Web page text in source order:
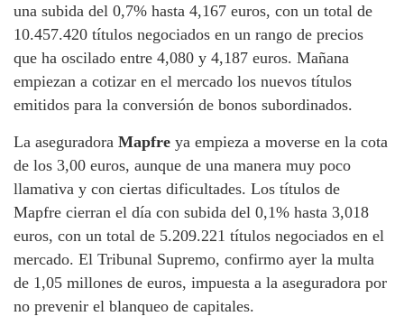
una subida del 0,7% hasta 4,167 euros, con un total de
10.457.420 títulos negociados en un rango de precios
que ha oscilado entre 4,080 y 4,187 euros. Mañana
empiezan a cotizar en el mercado los nuevos títulos
emitidos para la conversión de bonos subordinados.
La aseguradora Mapfre ya empieza a moverse en la cota
de los 3,00 euros, aunque de una manera muy poco
llamativa y con ciertas dificultades. Los títulos de
Mapfre cierran el día con subida del 0,1% hasta 3,018
euros, con un total de 5.209.221 títulos negociados en el
mercado. El Tribunal Supremo, confirmo ayer la multa
de 1,05 millones de euros, impuesta a la aseguradora por
no prevenir el blanqueo de capitales.